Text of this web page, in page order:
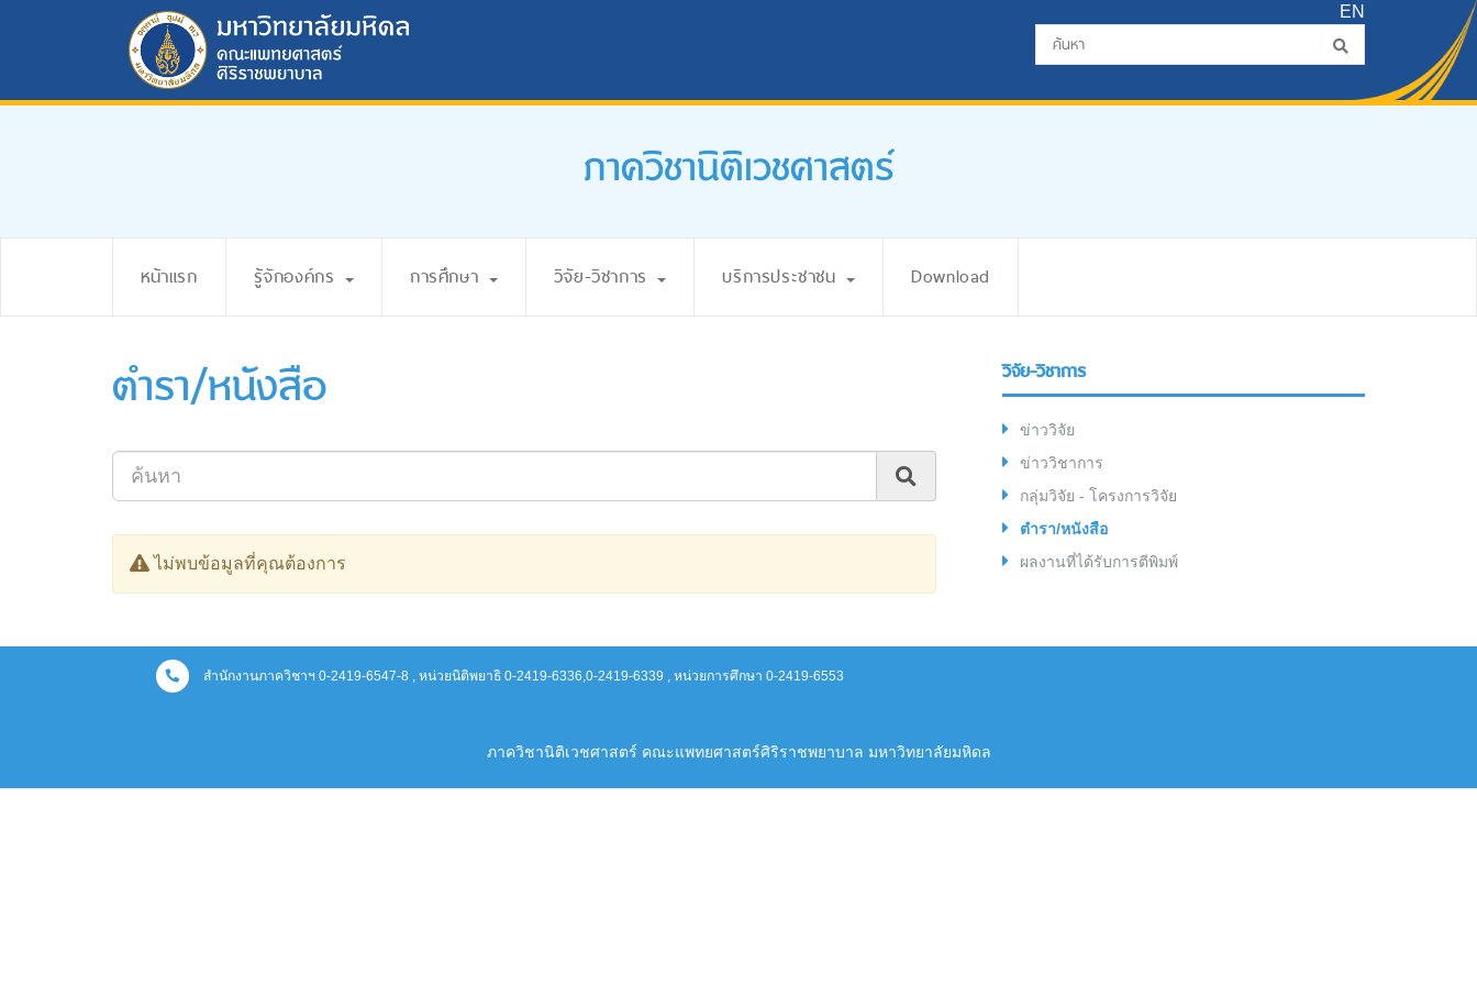
EN
ภาควิชานิติเวชศาสตร์
หน้าแรก รู้จักองค์กร การศึกษา วิจัย-วิชาการ บริการประชาชน Download
ตำรา/หนังสือ
ไม่พบข้อมูลที่คุณต้องการ
วิจัย-วิชาการ
ข่าววิจัย
ข่าววิชาการ
กลุ่มวิจัย - โครงการวิจัย
ตำรา/หนังสือ
ผลงานที่ได้รับการตีพิมพ์
สำนักงานภาควิชาฯ 0-2419-6547-8 , หน่วยนิติพยาธิ 0-2419-6336,0-2419-6339 , หน่วยการศึกษา 0-2419-6553
ภาควิชานิติเวชศาสตร์ คณะแพทยศาสตร์ศิริราชพยาบาล มหาวิทยาลัยมหิดล